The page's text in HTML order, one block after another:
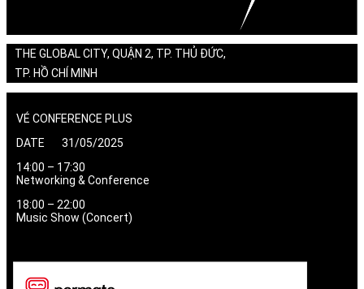
THE GLOBAL CITY, QUẬN 2, TP. THỦ ĐỨC,
TP. HỒ CHÍ MINH
VÉ CONFERENCE PLUS
DATE 31/05/2025
14:00 – 17:30
Networking & Conference
18:00 – 22:00
Music Show (Concert)